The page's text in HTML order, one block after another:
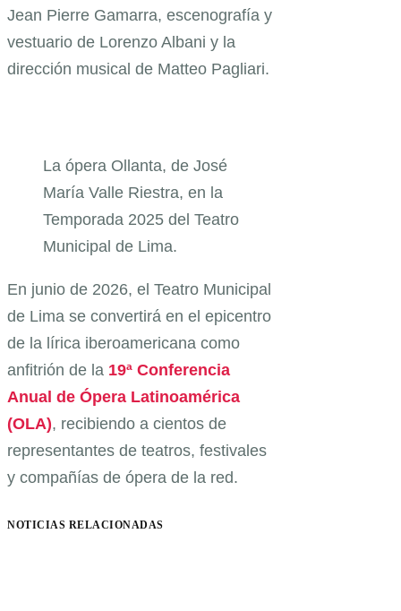
Jean Pierre Gamarra, escenografía y
vestuario de Lorenzo Albani y la
dirección musical de Matteo Pagliari.
La ópera Ollanta, de José
María Valle Riestra, en la
Temporada 2025 del Teatro
Municipal de Lima.
En junio de 2026, el Teatro Municipal
de Lima se convertirá en el epicentro
de la lírica iberoamericana como
anfitrión de la 19ª Conferencia
Anual de Ópera Latinoamérica
(OLA), recibiendo a cientos de
representantes de teatros, festivales
y compañías de ópera de la red.
NOTICIAS RELACIONADAS